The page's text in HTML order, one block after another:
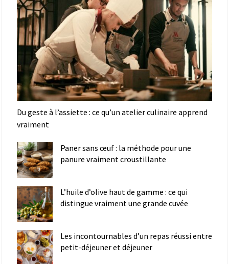
Du geste à l’assiette : ce qu’un atelier culinaire apprend
vraiment
Paner sans œuf : la méthode pour une
panure vraiment croustillante
L’huile d’olive haut de gamme : ce qui
distingue vraiment une grande cuvée
Les incontournables d’un repas réussi entre
petit-déjeuner et déjeuner